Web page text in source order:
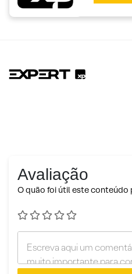
Avaliação
O quão foi útil este conteúdo